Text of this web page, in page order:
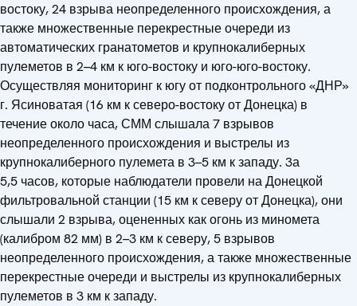
востоку, 24 взрыва неопределенного происхождения, а
также множественные перекрестные очереди из
автоматических гранатометов и крупнокалиберных
пулеметов в 2–4 км к юго-востоку и юго-юго-востоку.
Осуществляя мониторинг к югу от подконтрольного «ДНР»
г. Ясиноватая (16 км к северо-востоку от Донецка) в
течение около часа, СММ слышала 7 взрывов
неопределенного происхождения и выстрелы из
крупнокалиберного пулемета в 3–5 км к западу. 3а
5,5 часов, которые наблюдатели провели на Донецкой
фильтровальной станции (15 км к северу от Донецка), они
слышали 2 взрыва, оцененных как огонь из миномета
(калибром 82 мм) в 2–3 км к северу, 5 взрывов
неопределенного происхождения, а также множественные
перекрестные очереди и выстрелы из крупнокалиберных
пулеметов в 3 км к западу.